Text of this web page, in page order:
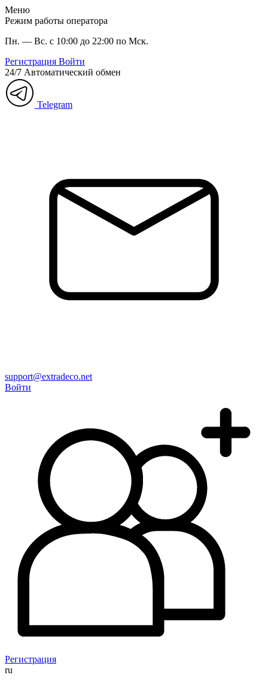
Меню
Режим работы оператора
Пн. — Вс. с 10:00 до 22:00 по Мск.
Регистрация Войти
24/7 Автоматический обмен
Telegram
support@extradeco.net
Войти
Регистрация
ru